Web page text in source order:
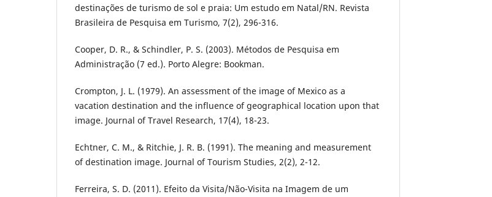
destinações de turismo de sol e praia: Um estudo em Natal/RN. Revista
Brasileira de Pesquisa em Turismo, 7(2), 296-316.
Cooper, D. R., & Schindler, P. S. (2003). Métodos de Pesquisa em
Administração (7 ed.). Porto Alegre: Bookman.
Crompton, J. L. (1979). An assessment of the image of Mexico as a
vacation destination and the influence of geographical location upon that
image. Journal of Travel Research, 17(4), 18-23.
Echtner, C. M., & Ritchie, J. R. B. (1991). The meaning and measurement
of destination image. Journal of Tourism Studies, 2(2), 2-12.
Ferreira, S. D. (2011). Efeito da Visita/Não-Visita na Imagem de um